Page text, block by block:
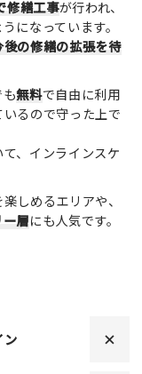
修繕工事が行われ、
になっています。
後の修繕の拡張を待
も無料で自由に利用
るので守った上で
、インラインスケ
しめるエリアや、
層にも人気です。
ン ×